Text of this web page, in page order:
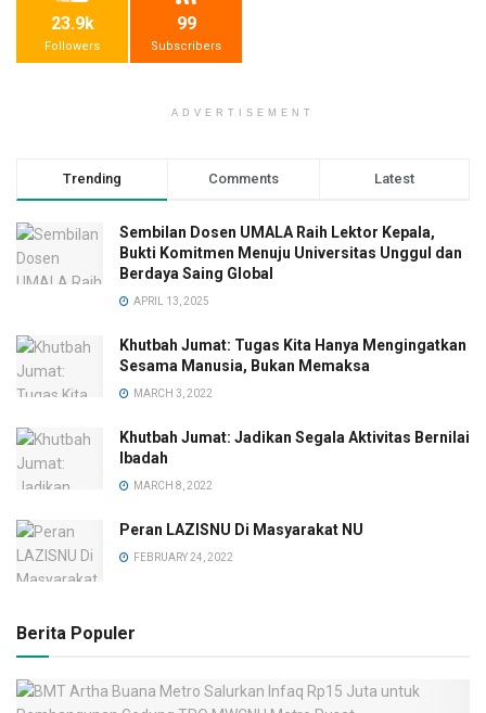
23.9k
Followers
99
Subscribers
ADVERTISEMENT
Trending Comments Latest
Sembilan Dosen UMALA Raih Lektor Kepala,
Bukti Komitmen Menuju Universitas Unggul dan
Berdaya Saing Global
APRIL 13, 2025
Khutbah Jumat: Tugas Kita Hanya Mengingatkan
Sesama Manusia, Bukan Memaksa
MARCH 3, 2022
Khutbah Jumat: Jadikan Segala Aktivitas Bernilai
Ibadah
MARCH 8, 2022
Peran LAZISNU Di Masyarakat NU
FEBRUARY 24, 2022
Berita Populer